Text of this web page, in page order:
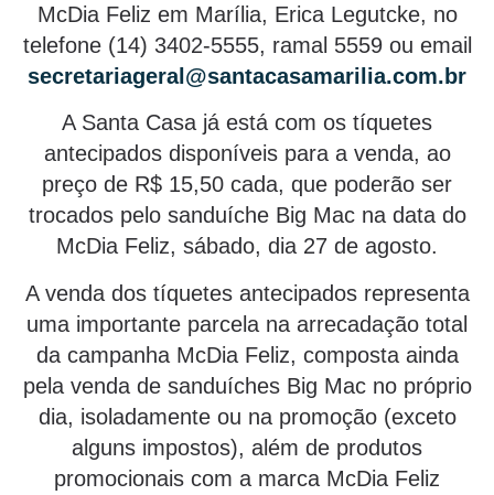
McDia Feliz em Marília, Erica Legutcke, no
telefone (14) 3402-5555, ramal 5559 ou email
secretariageral@santacasamarilia.com.br
A Santa Casa já está com os tíquetes
antecipados disponíveis para a venda, ao
preço de R$ 15,50 cada, que poderão ser
trocados pelo sanduíche Big Mac na data do
McDia Feliz, sábado, dia 27 de agosto.
A venda dos tíquetes antecipados representa
uma importante parcela na arrecadação total
da campanha McDia Feliz, composta ainda
pela venda de sanduíches Big Mac no próprio
dia, isoladamente ou na promoção (exceto
alguns impostos), além de produtos
promocionais com a marca McDia Feliz